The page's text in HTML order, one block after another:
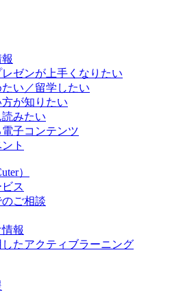
ゼンが上手くなりたい
い／留学したい
が知りたい
みたい
子コンテンツ
ト
）
ス
ご相談
報
たアクティブラーニング